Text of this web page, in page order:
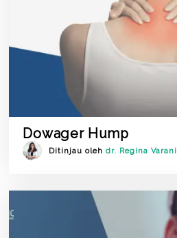
Dowager Hump
Ditinjau olehdr. Regina Varani